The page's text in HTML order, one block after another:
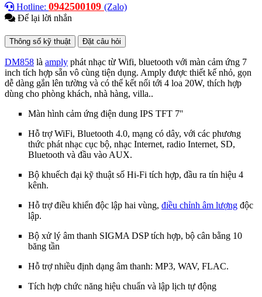
Hotline: 0942500109 (Zalo)
Để lại lời nhắn
Thông số kỹ thuật Đặt câu hỏi
DM858 là amply phát nhạc từ Wifi, bluetooth với màn cảm ứng 7
inch tích hợp sẵn vô cùng tiện dụng. Amply được thiết kế nhỏ, gọn
dễ dàng gắn lên tường và có thể kết nối tới 4 loa 20W, thích hợp
dùng cho phòng khách, nhà hàng, villa..
Màn hình cảm ứng điện dung IPS TFT 7''
Hỗ trợ WiFi, Bluetooth 4.0, mạng có dây, với các phương
thức phát nhạc cục bộ, nhạc Internet, radio Internet, SD,
Bluetooth và đầu vào AUX.
Bộ khuếch đại kỹ thuật số Hi-Fi tích hợp, đầu ra tín hiệu 4
kênh.
Hỗ trợ điều khiển độc lập hai vùng, điều chỉnh âm lượng độc
lập.
Bộ xử lý âm thanh SIGMA DSP tích hợp, bộ cân bằng 10
băng tần
Hỗ trợ nhiều định dạng âm thanh: MP3, WAV, FLAC.
Tích hợp chức năng hiệu chuẩn và lập lịch tự động